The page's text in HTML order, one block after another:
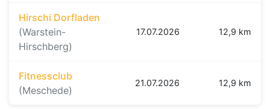
Hirschi Dorfladen
(Warstein-
Hirschberg)
17.07.2026 12,9 km
Fitnessclub
(Meschede)
21.07.2026 12,9 km